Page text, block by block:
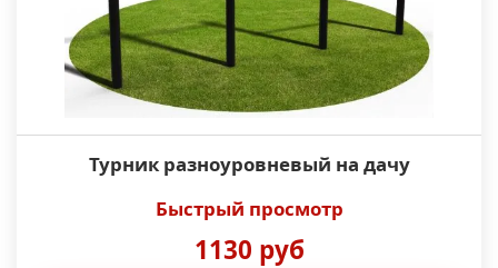
Турник разноуровневый на дачу
Быстрый просмотр
1130 руб